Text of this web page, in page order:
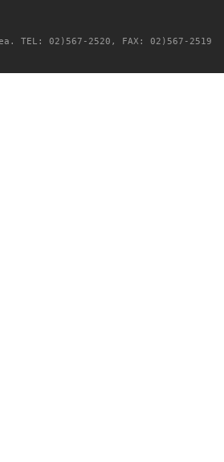
TEL: 02)567-2520, FAX: 02)567-2519